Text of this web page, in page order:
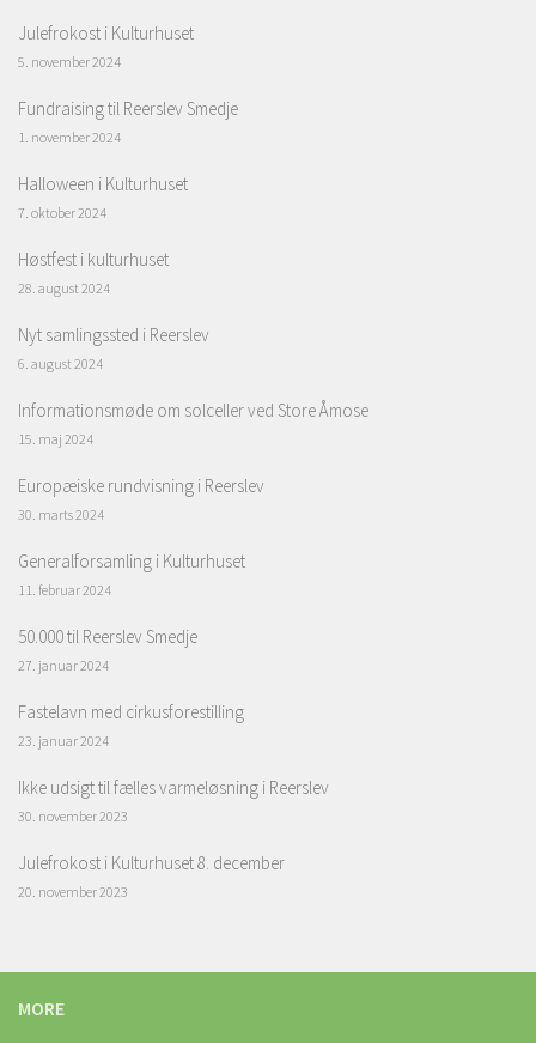
Julefrokost i Kulturhuset
5. november 2024
Fundraising til Reerslev Smedje
1. november 2024
Halloween i Kulturhuset
7. oktober 2024
Høstfest i kulturhuset
28. august 2024
Nyt samlingssted i Reerslev
6. august 2024
Informationsmøde om solceller ved Store Åmose
15. maj 2024
Europæiske rundvisning i Reerslev
30. marts 2024
Generalforsamling i Kulturhuset
11. februar 2024
50.000 til Reerslev Smedje
27. januar 2024
Fastelavn med cirkusforestilling
23. januar 2024
Ikke udsigt til fælles varmeløsning i Reerslev
30. november 2023
Julefrokost i Kulturhuset 8. december
20. november 2023
MORE